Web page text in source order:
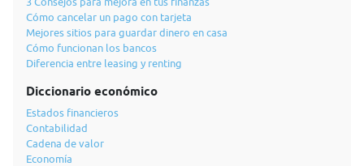
Cómo cancelar un pago con tarjeta
Mejores sitios para guardar dinero en casa
Cómo funcionan los bancos
Diferencia entre leasing y renting
Diccionario económico
Estados financieros
Contabilidad
Cadena de valor
Economía